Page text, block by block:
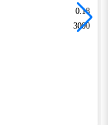
0.18
3000